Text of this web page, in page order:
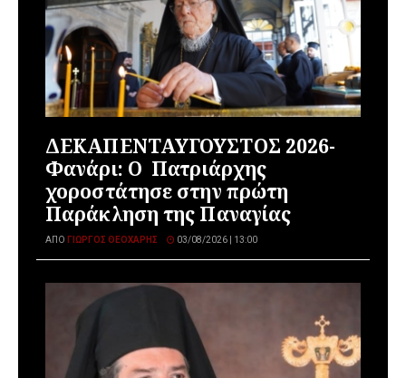
ΔΕΚΑΠΕΝΤΑΥΓΟΥΣΤΟΣ 2026-
Φανάρι: Ο Πατριάρχης
χοροστάτησε στην πρώτη
Παράκληση της Παναγίας
ΑΠΌ ΓΙΏΡΓΟΣ ΘΕΟΧΆΡΗΣ 03/08/2026 | 13:00